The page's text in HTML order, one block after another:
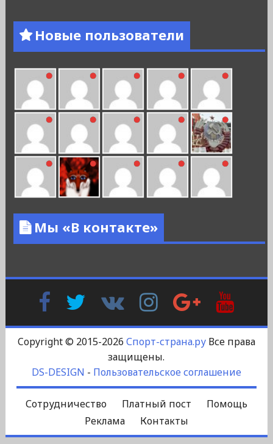
Новые пользователи
Мы «В контакте»
FacebookTwitter
Контакте
InstagramGoogle
Plus
Copyright © 2015-2026 Спорт-страна.руВсе права
защищены.
DS-DESIGN - Пользовательское соглашение
Сотрудничество Платный пост
Помощь
Реклама
Контакты